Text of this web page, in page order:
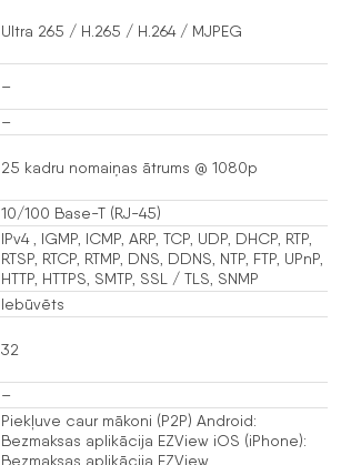
Ultra 265 / H.265 / H.264 / MJPEG
–
–
25 kadru nomaiņas ātrums @ 1080p
10/100 Base-T (RJ-45)
IPv4 , IGMP, ICMP, ARP, TCP, UDP, DHCP, RTP,
RTSP, RTCP, RTMP, DNS, DDNS, NTP, FTP, UPnP,
HTTP, HTTPS, SMTP, SSL / TLS, SNMP
Iebūvēts
32
–
Piekļuve caur mākoni (P2P) Android:
Bezmaksas aplikācija EZView iOS (iPhone):
Bezmaksas aplikācija EZView